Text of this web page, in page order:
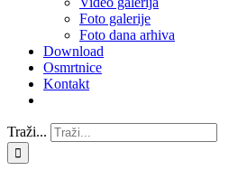
Foto galerije
Foto dana arhiva
Download
Osmrtnice
Kontakt
Traži...